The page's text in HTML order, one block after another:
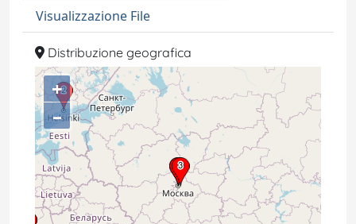
Visualizzazione File
Distribuzione geografica
+
–